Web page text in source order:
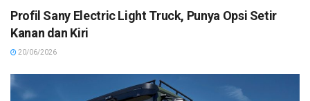
Profil Sany Electric Light Truck, Punya Opsi Setir
Kanan dan Kiri
20/06/2026